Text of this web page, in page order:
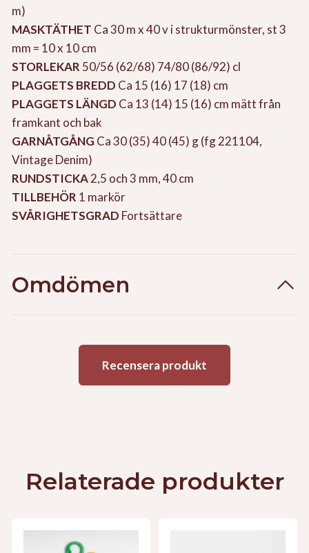
m)
MASKTÄTHET Ca 30 m x 40 v i strukturmönster, st 3
mm = 10 x 10 cm
STORLEKAR 50/56 (62/68) 74/80 (86/92) cl
PLAGGETS BREDD Ca 15 (16) 17 (18) cm
PLAGGETS LÄNGD Ca 13 (14) 15 (16) cm mätt från
framkant och bak
GARNÅTGÅNG Ca 30 (35) 40 (45) g (fg 221104,
Vintage Denim)
RUNDSTICKA2,5 och 3 mm, 40 cm
TILLBEHÖR 1 markör
SVÅRIGHETSGRAD Fortsättare
Omdömen
Recensera produkt
Relaterade produkter